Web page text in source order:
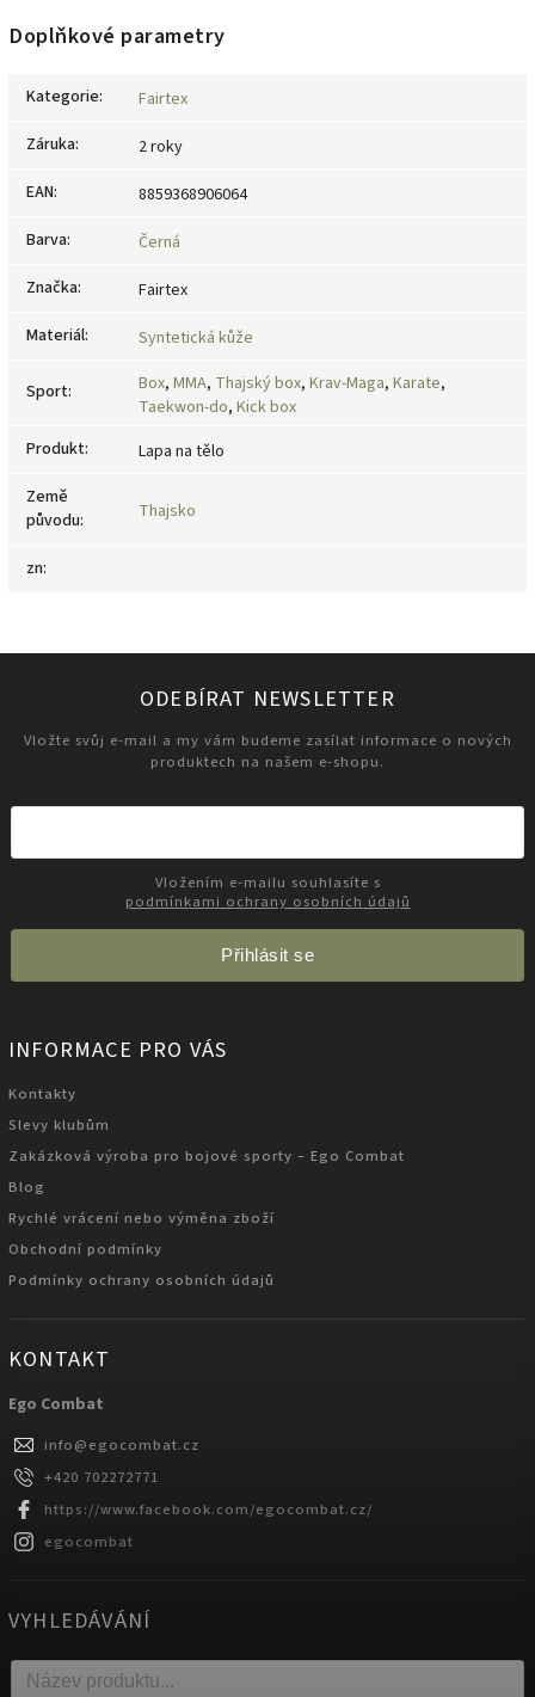
Doplňkové parametry
Kategorie:
Fairtex
Záruka:
2 roky
EAN:
8859368906064
Barva:
Černá
Značka:
Fairtex
Materiál: Syntetická kůže
Sport: Box, MMA, Thajský box, Krav-Maga, Karate,
Taekwon-do, Kick box
Produkt:
Lapa na tělo
Země
původu: Thajsko
zn:
ODEBÍRAT NEWSLETTER
Vložte svůj e-mail a my vám budeme zasílat informace o nových
produktech na našem e-shopu.
podmínkami ochrany osobních údajů
Přihlásit se
INFORMACE PRO VÁS
Kontakty
Slevy klubům
Zakázková výroba pro bojové sporty – Ego Combat
Blog
Rychlé vrácení nebo výměna zboží
Obchodní podmínky
Podmínky ochrany osobních údajů
KONTAKT
Ego Combat
info@egocombat.cz
+420 702272771
https://www.facebook.com/egocombat.cz/
egocombat
VYHLEDÁVÁNÍ